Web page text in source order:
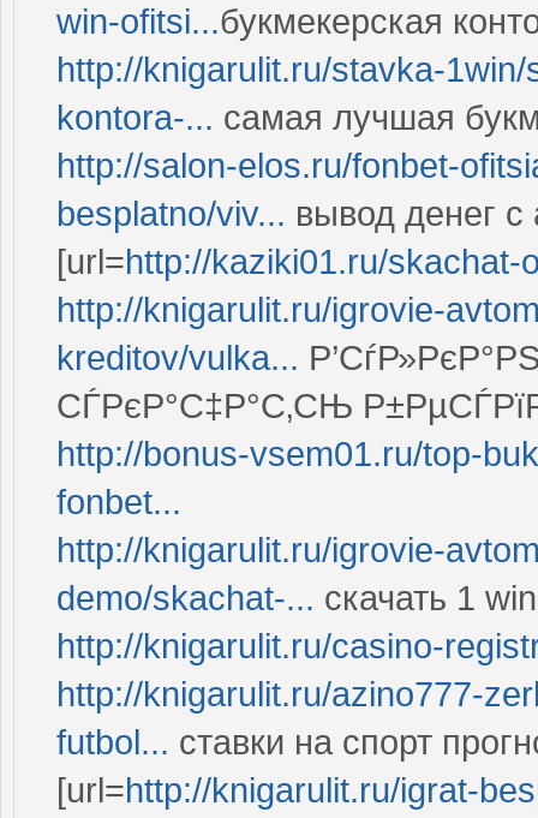
win-ofitsi...букмекерская
http://knigarulit.ru/stavka-
kontora-... самая лучшая
http://salon-elos.ru/fonbet-
besplatno/viv... вывод денег с
[url=http://kaziki01.ru/skachat-
http://knigarulit.ru/igrovie-
kreditov/vulka...
СЃРєР°С‡Р°С‚СЊ
http://bonus-vsem01.ru/top-
fonbet...
http://knigarulit.ru/igrovie-
demo/skachat-... скачать 1
http://knigarulit.ru/casino-
http://knigarulit.ru/azino777-
futbol... ставки на спорт
[url=http://knigarulit.ru/igrat-